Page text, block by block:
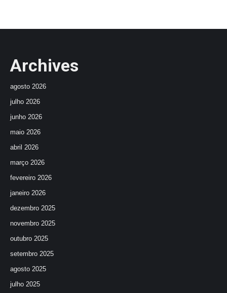
Archives
agosto 2026
julho 2026
junho 2026
maio 2026
abril 2026
março 2026
fevereiro 2026
janeiro 2026
dezembro 2025
novembro 2025
outubro 2025
setembro 2025
agosto 2025
julho 2025